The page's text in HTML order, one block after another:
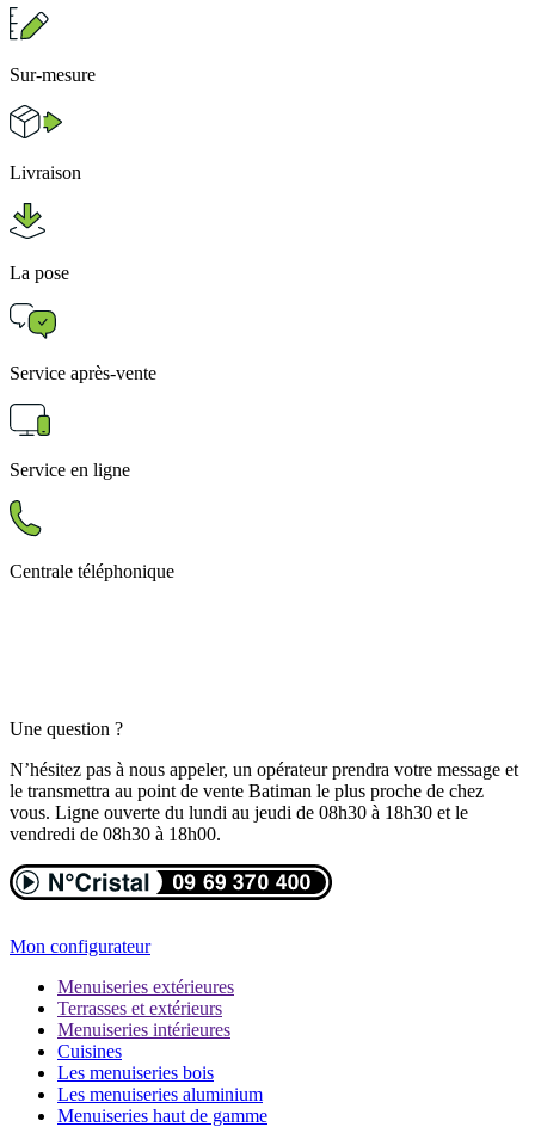
Sur-mesure
Livraison
La pose
Service après-vente
Service en ligne
Centrale téléphonique
Une question ?
N’hésitez pas à nous appeler, un opérateur prendra votre message et
le transmettra au point de vente Batiman le plus proche de chez
vous. Ligne ouverte du lundi au jeudi de 08h30 à 18h30 et le
vendredi de 08h30 à 18h00.
Mon configurateur
Menuiseries extérieures
Terrasses et extérieurs
Menuiseries intérieures
Cuisines
Les menuiseries bois
Les menuiseries aluminium
Menuiseries haut de gamme